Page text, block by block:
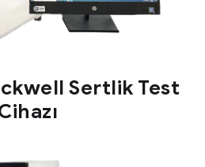
Sertlik Test